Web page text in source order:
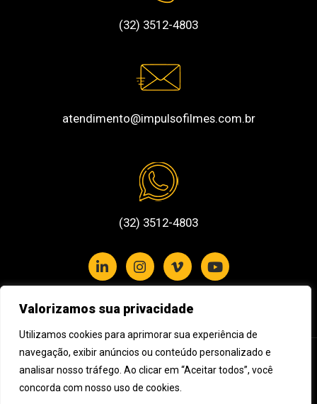
Valorizamos sua privacidade
Utilizamos cookies para aprimorar sua experiência de
navegação, exibir anúncios ou conteúdo personalizado e
analisar nosso tráfego. Ao clicar em “Aceitar todos”, você
concorda com nosso uso de cookies.
(32) 3512-4803
atendimento@impulsofilmes.com.br
(32) 3512-4803
Política de Privacidade e Cookies
Assine nossa newsletter
Cadastre seu e-mail e receba novidades da Impulso Filmes